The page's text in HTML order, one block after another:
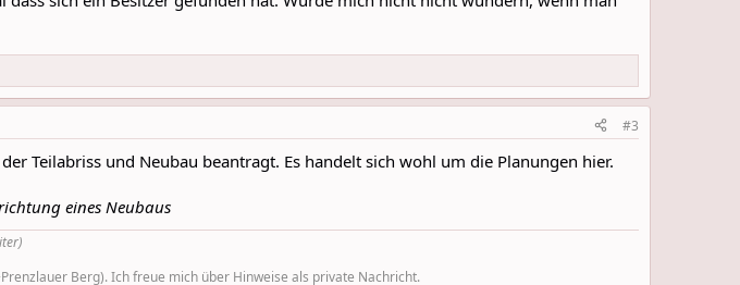
#3
Teilabriss und Neubau beantragt. Es handelt sich wohl um die Planungen hier.
eines Neubaus
Berg). Ich freue mich über Hinweise als private Nachricht.